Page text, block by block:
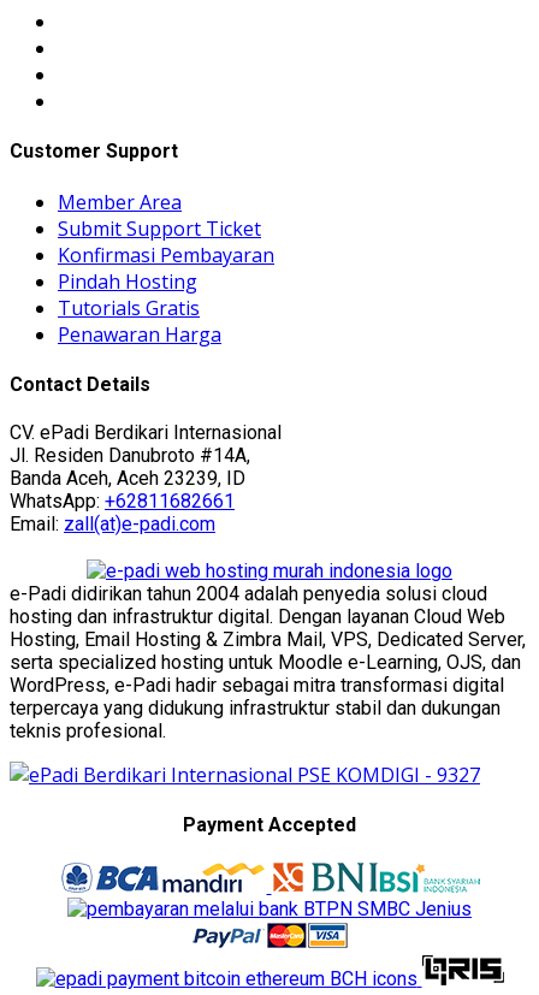
Customer Support
Member Area
Submit Support Ticket
Konfirmasi Pembayaran
Pindah Hosting
Tutorials Gratis
Penawaran Harga
Contact Details
CV. ePadi Berdikari Internasional
Jl. Residen Danubroto #14A,
Banda Aceh, Aceh 23239, ID
WhatsApp: +62811682661
Email: zall(at)e-padi.com
e-Padi didirikan tahun 2004 adalah penyedia solusi cloud
hosting dan infrastruktur digital. Dengan layanan Cloud Web
Hosting, Email Hosting & Zimbra Mail, VPS, Dedicated Server,
serta specialized hosting untuk Moodle e-Learning, OJS, dan
WordPress, e-Padi hadir sebagai mitra transformasi digital
terpercaya yang didukung infrastruktur stabil dan dukungan
teknis profesional.
Payment Accepted